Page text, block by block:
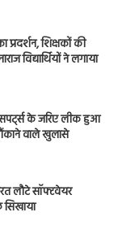
प्रदर्शन, शिक्षकों की
विद्यार्थियों ने लगाया
के जरिए लीक हुआ
वाले खुलासे
लौटे सॉफ्टवेयर